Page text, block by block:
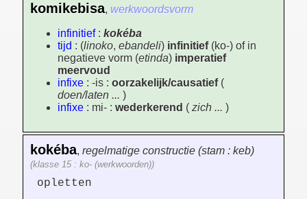
komikebisa, werkwoordsvorm
infinitief: kokéba
tijd : (linoko, ebandeli) infinitief(ko-) of in
negatieve vorm (etinda) imperatief
meervoud
infixe : -is : oorzakelijk/causatief(
doen/laten ... )
infixe : mi- : wederkerend ( zich ... )
kokéba, regelmatige constructie (stam : keb)
(klasse 15 : ko- (werkwoorden))
opletten